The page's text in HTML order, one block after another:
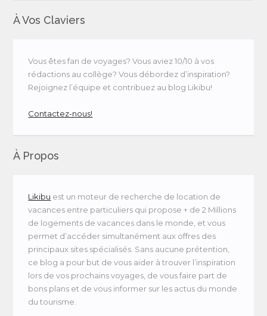
À Vos Claviers
Vous êtes fan de voyages? Vous aviez 10/10 à vos
rédactions au collège? Vous débordez d’inspiration?
Rejoignez l’équipe et contribuez au blog Likibu!
Contactez-nous!
À Propos
Likibu est un moteur de recherche de location de
vacances entre particuliers qui propose + de 2 Millions
de logements de vacances dans le monde, et vous
permet d’accéder simultanément aux offres des
principaux sites spécialisés. Sans aucune prétention,
ce blog a pour but de vous aider à trouver l’inspiration
lors de vos prochains voyages, de vous faire part de
bons plans et de vous informer sur les actus du monde
du tourisme.